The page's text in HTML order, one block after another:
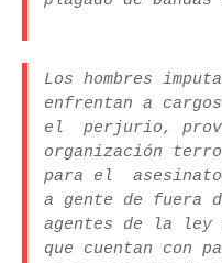
Los hombres
enfrentan a
el perjurio,
organización
para el
a gente de fuera
agentes de la ley
que cuentan con